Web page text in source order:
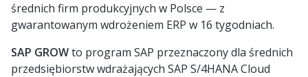
średnich firm produkcyjnych w Polsce — z
gwarantowanym wdrożeniem ERP w 16 tygodniach.
SAP GROWto program SAP przeznaczony dla średnich
przedsiębiorstw wdrażających SAP S/4HANA Cloud